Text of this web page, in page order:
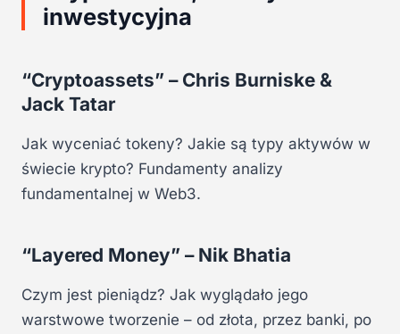
inwestycyjna
“Cryptoassets” – Chris Burniske &
Jack Tatar
Jak wyceniać tokeny? Jakie są typy aktywów w
świecie krypto? Fundamenty analizy
fundamentalnej w Web3.
“Layered Money” – Nik Bhatia
Czym jest pieniądz? Jak wyglądało jego
warstwowe tworzenie – od złota, przez banki, po